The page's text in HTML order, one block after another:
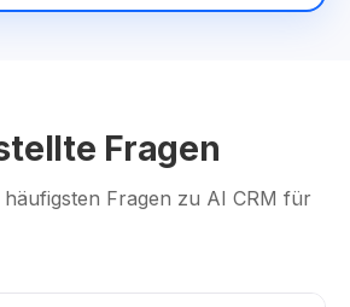
Fragen
Fragen zu AI CRM für